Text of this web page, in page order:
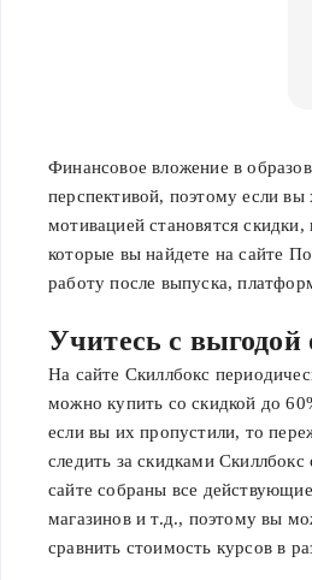
Финансовое вложение в
перспективой, поэтому если вы
мотивацией становятся
которые вы найдете на сайте
работу после выпуска,
Учитесь с выгодой
На сайте Скиллбокс
можно купить со скидкой до
если вы их пропустили, то
следить за скидками
сайте собраны все
магазинов и т.д., поэтому вы
сравнить стоимость курсов в